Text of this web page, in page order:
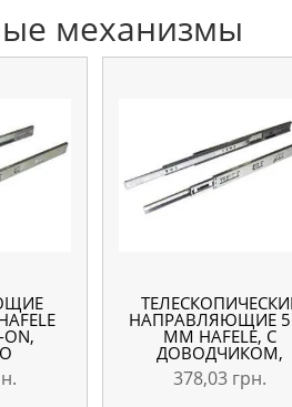
механизмы
НАПРАВЛЯЮЩИЕ
ММ HAFELE, С
ДОВОДЧИКОМ,
ПОЛНОГО
ВЫДВИЖЕНИЯ
378,03 грн.